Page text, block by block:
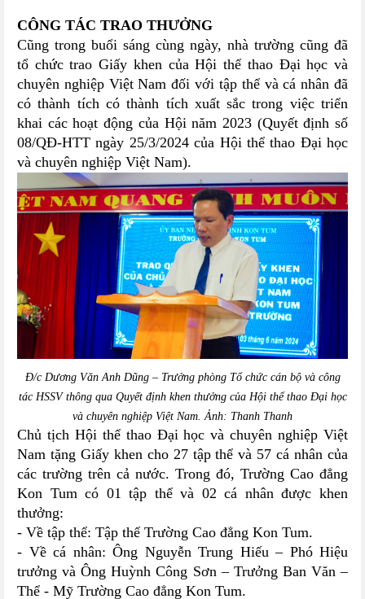
CÔNG TÁC TRAO THƯỞNG
Cũng trong buổi sáng cùng ngày, nhà trường cũng đã
tổ chức trao Giấy khen của Hội thể thao Đại học và
chuyên nghiệp Việt Nam đối với tập thể và cá nhân đã
có thành tích có thành tích xuất sắc trong việc triển
khai các hoạt động của Hội năm 2023 (Quyết định số
08/QĐ-HTT ngày 25/3/2024 của Hội thể thao Đại học
và chuyên nghiệp Việt Nam).
Đ/c Dương Văn Anh Dũng – Trưởng phòng Tổ chức cán bộ và công
tác HSSV thông qua Quyết định khen thưởng của Hội thể thao Đại học
và chuyên nghiệp Việt Nam. Ảnh: Thanh Thanh
Chủ tịch Hội thể thao Đại học và chuyên nghiệp Việt
Nam tặng Giấy khen cho 27 tập thể và 57 cá nhân của
các trường trên cả nước. Trong đó, Trường Cao đẳng
Kon Tum có 01 tập thể và 02 cá nhân được khen
thưởng:
- Về tập thể: Tập thể Trường Cao đẳng Kon Tum.
- Về cá nhân: Ông Nguyễn Trung Hiếu – Phó Hiệu
trưởng và Ông Huỳnh Công Sơn – Trưởng Ban Văn –
Thể - Mỹ Trường Cao đẳng Kon Tum.